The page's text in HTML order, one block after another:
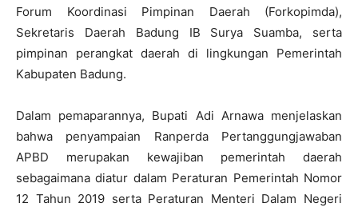
Forum Koordinasi Pimpinan Daerah (Forkopimda),
Sekretaris Daerah Badung IB Surya Suamba, serta
pimpinan perangkat daerah di lingkungan Pemerintah
Kabupaten Badung.
Dalam pemaparannya, Bupati Adi Arnawa menjelaskan
bahwa penyampaian Ranperda Pertanggungjawaban
APBD merupakan kewajiban pemerintah daerah
sebagaimana diatur dalam Peraturan Pemerintah Nomor
12 Tahun 2019 serta Peraturan Menteri Dalam Negeri